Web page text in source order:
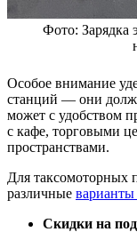
Фото: Зарядка
Особое внимание
станций — они
может с удобством
с кафе, торговыми
пространствами.
Для таксомоторных
различные варианты
Скидки на